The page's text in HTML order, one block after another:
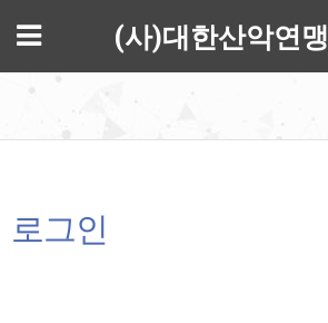
메뉴 (사)대한산악연맹
로그인